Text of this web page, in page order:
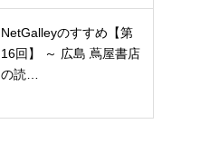
NetGalleyのすすめ【第
16回】 ～ 広島 蔦屋書店
の読…